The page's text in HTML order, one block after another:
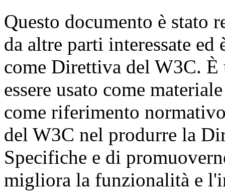
Questo documento è stato
da altre parti interessate
come Direttiva del W3C. È
essere usato come
come riferimento
del W3C nel produrre la
Specifiche e di
migliora la funzionalità e